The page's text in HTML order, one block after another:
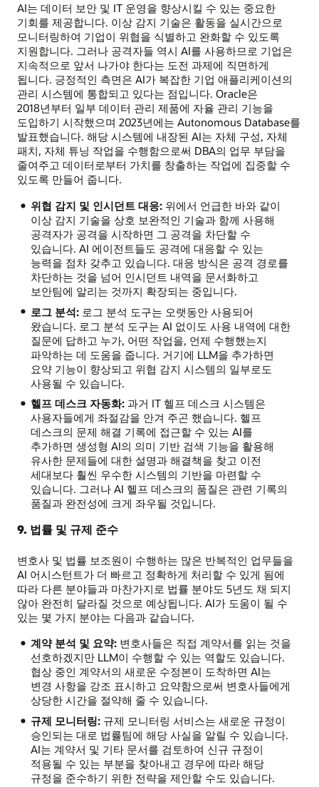
AI는 데이터 보안 및 IT 운영을 향상시킬 수 있는 중요한
기회를 제공합니다. 이상 감지 기술은 활동을 실시간으로
모니터링하여 기업이 위협을 식별하고 완화할 수 있도록
지원합니다. 그러나 공격자들 역시 AI를 사용하므로 기업은
지속적으로 앞서 나가야 한다는 도전 과제에 직면하게
됩니다. 긍정적인 측면은 AI가 복잡한 기업 애플리케이션의
관리 시스템에 통합되고 있다는 점입니다. Oracle은
2018년부터 일부 데이터 관리 제품에 자율 관리 기능을
도입하기 시작했으며 2023년에는 Autonomous Database를
발표했습니다. 해당 시스템에 내장된 AI는 자체 구성, 자체
패치, 자체 튜닝 작업을 수행함으로써 DBA의 업무 부담을
줄여주고 데이터로부터 가치를 창출하는 작업에 집중할 수
있도록 만들어 줍니다.
위협 감지 및 인시던트 대응:위에서 언급한 바와 같이
이상 감지 기술을 상호 보완적인 기술과 함께 사용해
공격자가 공격을 시작하면 그 공격을 차단할 수
있습니다. AI 에이전트들도 공격에 대응할 수 있는
능력을 점차 갖추고 있습니다. 대응 방식은 공격 경로를
차단하는 것을 넘어 인시던트 내역을 문서화하고
보안팀에 알리는 것까지 확장되는 중입니다.
로그 분석:로그 분석 도구는 오랫동안 사용되어
왔습니다. 로그 분석 도구는 AI 없이도 사용 내역에 대한
질문에 답하고 누가, 어떤 작업을, 언제 수행했는지
파악하는 데 도움을 줍니다. 거기에 LLM을 추가하면
요약 기능이 향상되고 위협 감지 시스템의 일부로도
사용될 수 있습니다.
헬프 데스크 자동화:과거 IT 헬프 데스크 시스템은
사용자들에게 좌절감을 안겨 주곤 했습니다. 헬프
데스크의 문제 해결 기록에 접근할 수 있는 AI를
추가하면 생성형 AI의 의미 기반 검색 기능을 활용해
유사한 문제들에 대한 설명과 해결책을 찾고 이전
세대보다 훨씬 우수한 시스템의 기반을 마련할 수
있습니다. 그러나 AI 헬프 데스크의 품질은 관련 기록의
품질과 완전성에 크게 좌우될 것입니다.
9. 법률 및 규제 준수
변호사 및 법률 보조원이 수행하는 많은 반복적인 업무들을
AI 어시스턴트가 더 빠르고 정확하게 처리할 수 있게 됨에
따라 다른 분야들과 마찬가지로 법률 분야도 5년도 채 되지
않아 완전히 달라질 것으로 예상됩니다. AI가 도움이 될 수
있는 몇 가지 분야는 다음과 같습니다.
계약 분석 및 요약:변호사들은 직접 계약서를 읽는 것을
선호하겠지만 LLM이 수행할 수 있는 역할도 있습니다.
협상 중인 계약서의 새로운 수정본이 도착하면 AI는
변경 사항을 강조 표시하고 요약함으로써 변호사들에게
상당한 시간을 절약해 줄 수 있습니다.
규제 모니터링:규제 모니터링 서비스는 새로운 규정이
승인되는 대로 법률팀에 해당 사실을 알릴 수 있습니다.
AI는 계약서 및 기타 문서를 검토하여 신규 규정이
적용될 수 있는 부분을 찾아내고 경우에 따라 해당
규정을 준수하기 위한 전략을 제안할 수도 있습니다.